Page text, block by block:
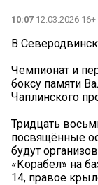
10:07 12.03.2026 16+
В
Чемпионат и
боксу памяти
Чаплинского
Тридцать
посвящённые
будут
«Корабел» на
14, правое